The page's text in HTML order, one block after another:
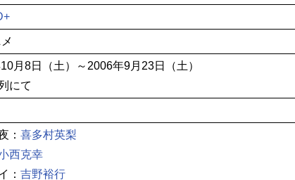
月8日（土）～2006年9月23日（土）
にて
： 喜多村英梨
西克幸
： 吉野裕行